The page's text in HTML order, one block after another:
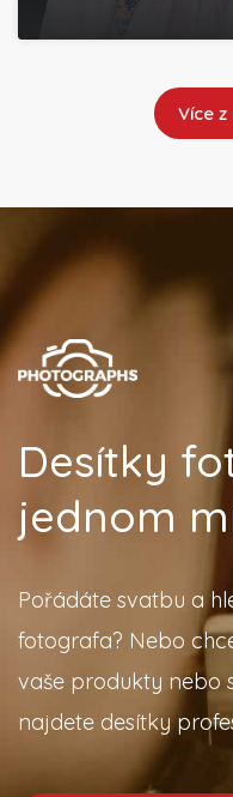
Více
Desítky
jednom
Pořádáte svatbu a
fotografa? Nebo
vaše produkty nebo
najdete desítky